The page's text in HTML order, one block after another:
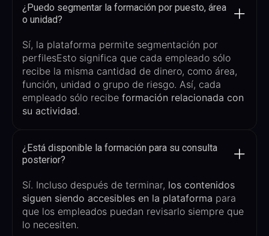
¿Puedo segmentar la formación por puesto, área
o unidad?
Sí, la plataforma permite segmentación por
perfilesEsto significa que cada empleado sólo
recibe la misma cantidad de dinero, como área,
función, unidad o grupo de riesgo. Así, cada
empleado sólo recibe formación relacionada con
su actividad.
¿Está disponible la formación para su consulta
posterior?
Sí. Incluso después de terminar, los contenidos
siguen siendo accesibles en la plataforma para
que los empleados puedan revisarlo siempre que
lo necesiten.